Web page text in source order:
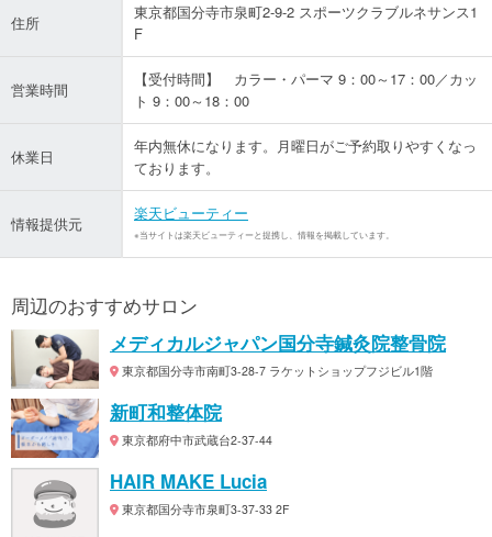
住所
東京都国分寺市泉町2-9-2 スポーツクラブルネサンス1
F
営業時間
【受付時間】 カラー・パーマ 9：00～17：00／カッ
ト 9：00～18：00
休業日
年内無休になります。月曜日がご予約取りやすくなっ
ております。
情報提供元
楽天ビューティー
※当サイトは楽天ビューティーと提携し、情報を掲載しています。
周辺のおすすめサロン
メディカルジャパン国分寺鍼灸院整骨院
東京都国分寺市南町3-28-7 ラケットショップフジビル1階
新町和整体院
東京都府中市武蔵台2-37-44
HAIR MAKE Lucia
東京都国分寺市泉町3-37-33 2F